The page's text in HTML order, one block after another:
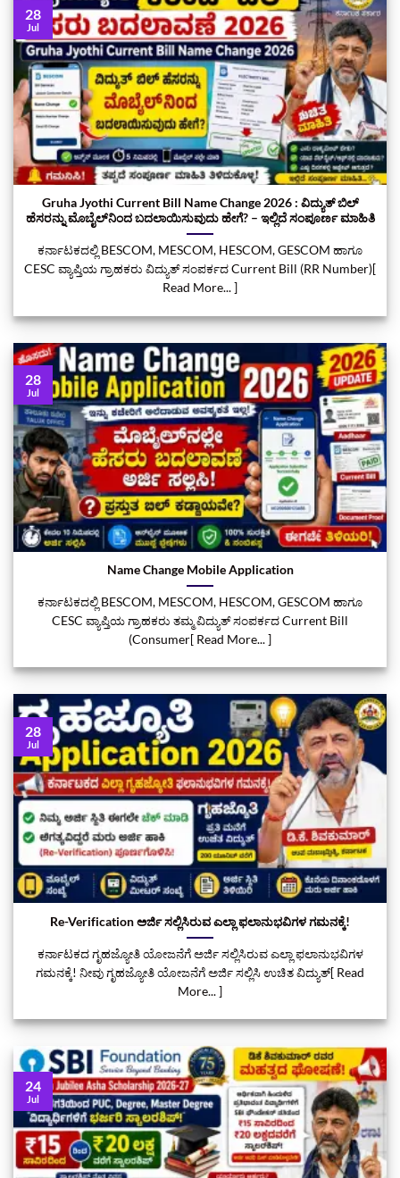
Gruha Jyothi Current Bill Name Change 2026 : ವಿದ್ಯುತ್ ಬಿಲ್
ಹೆಸರನ್ನು ಮೊಬೈಲ್‌ನಿಂದ ಬದಲಾಯಿಸುವುದು ಹೇಗೆ? – ಇಲ್ಲಿದೆ ಸಂಪೂರ್ಣ ಮಾಹಿತಿ
ಕರ್ನಾಟಕದಲ್ಲಿ BESCOM, MESCOM, HESCOM, GESCOM ಹಾಗೂ
CESC ವ್ಯಾಪ್ತಿಯ ಗ್ರಾಹಕರು ವಿದ್ಯುತ್ ಸಂಪರ್ಕದ Current Bill (RR Number)[
Read More... ]
28
Jul
Name Change Mobile Application
ಕರ್ನಾಟಕದಲ್ಲಿ BESCOM, MESCOM, HESCOM, GESCOM ಹಾಗೂ
CESC ವ್ಯಾಪ್ತಿಯ ಗ್ರಾಹಕರು ತಮ್ಮ ವಿದ್ಯುತ್ ಸಂಪರ್ಕದ Current Bill
(Consumer[ Read More... ]
28
Jul
Re-Verification ಅರ್ಜಿ ಸಲ್ಲಿಸಿರುವ ಎಲ್ಲಾ ಫಲಾನುಭವಿಗಳ ಗಮನಕ್ಕೆ!
ಕರ್ನಾಟಕದ ಗೃಹಜ್ಯೋತಿ ಯೋಜನೆಗೆ ಅರ್ಜಿ ಸಲ್ಲಿಸಿರುವ ಎಲ್ಲಾ ಫಲಾನುಭವಿಗಳ
ಗಮನಕ್ಕೆ! ನೀವು ಗೃಹಜ್ಯೋತಿ ಯೋಜನೆಗೆ ಅರ್ಜಿ ಸಲ್ಲಿಸಿ ಉಚಿತ ವಿದ್ಯುತ್[ Read
More... ]
28
Jul
24
Jul